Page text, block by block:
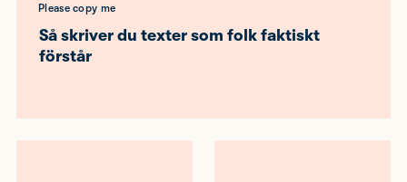
Please copy me
Så skriver du texter som folk faktiskt
förstår